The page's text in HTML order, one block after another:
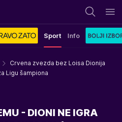
Sport Info
Crvena zvezda bez Loisa Dionija
Ligu šampiona
- DIONI NE IGRA